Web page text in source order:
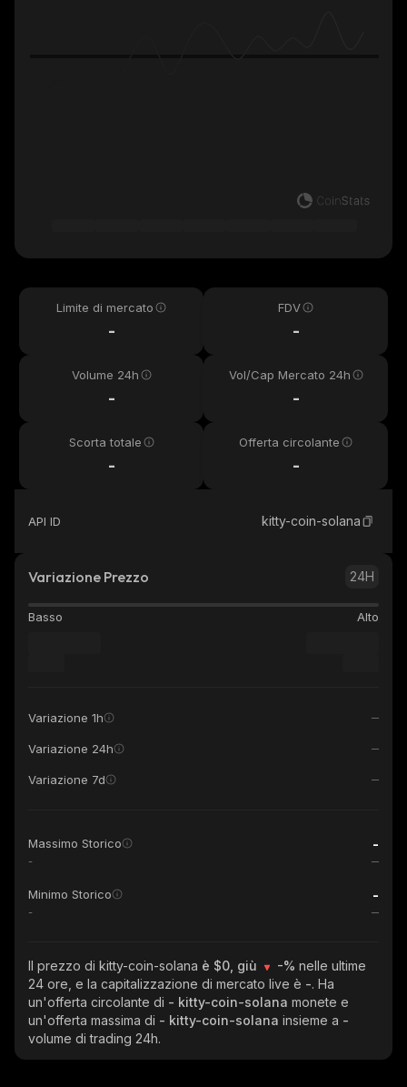
Limite di mercato
-
FDV
-
Volume 24h
-
Vol/Cap Mercato 24h
-
Scorta totale
-
Offerta circolante
-
API ID kitty-coin-solana
Variazione Prezzo 24H
Basso Alto
Variazione 1h
Variazione 24h
Variazione 7d
Massimo Storico -
-
Minimo Storico -
-
Il prezzo di kitty-coin-solana è $0, giù -% nelle ultime
24 ore, e la capitalizzazione di mercato live è -. Ha
un'offerta circolante di - kitty-coin-solana monete e
un'offerta massima di - kitty-coin-solana insieme a -
volume di trading 24h.